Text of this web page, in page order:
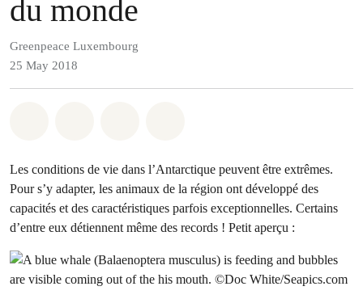
du monde
Greenpeace Luxembourg
25 May 2018
Les conditions de vie dans l’Antarctique peuvent être extrêmes.
Pour s’y adapter, les animaux de la région ont développé des
capacités et des caractéristiques parfois exceptionnelles. Certains
d’entre eux détiennent même des records ! Petit aperçu :